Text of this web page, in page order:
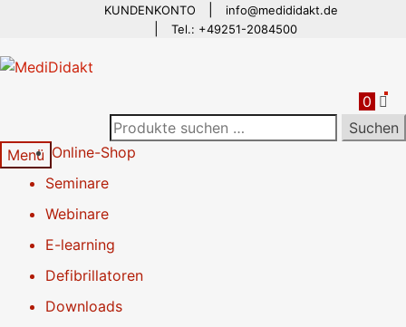
KUNDENKONTO
info@medididakt.de
Tel.: +49251-2084500
springen
Inhalt
Suchen
nach:
Suchen
Menü Online-Shop
Seminare
Webinare
E-learning
Defibrillatoren
Downloads
0
Es befinden sich keine Produkte im Warenkorb.